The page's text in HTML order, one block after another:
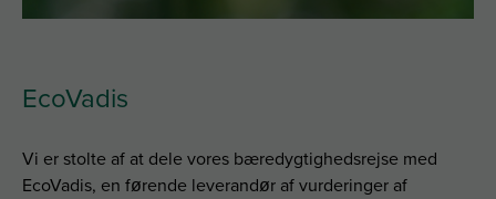
EcoVadis
Vi er stolte af at dele vores bæredygtighedsrejse med
EcoVadis, en førende leverandør af vurderinger af